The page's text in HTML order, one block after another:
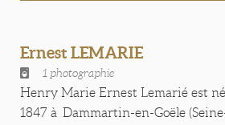
Ernest LEMARIE
1 photographie
Henry Marie Ernest Lemarié est
1847 à Dammartin-en-Goële